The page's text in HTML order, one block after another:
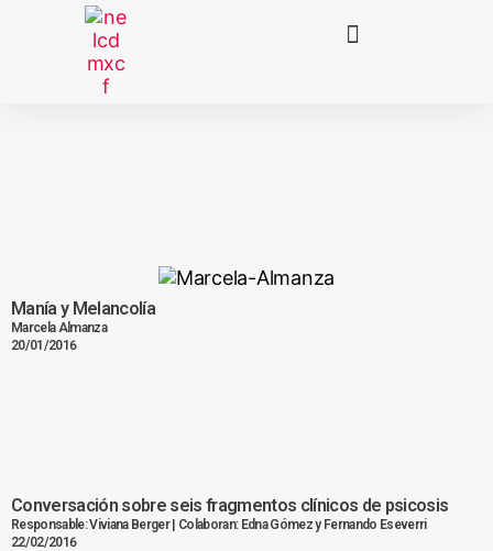
Manía y Melancolía
Marcela Almanza
20/01/2016
Conversación sobre seis fragmentos clínicos de psicosis
Responsable: Viviana Berger | Colaboran: Edna Gómez y Fernando Eseverri
22/02/2016